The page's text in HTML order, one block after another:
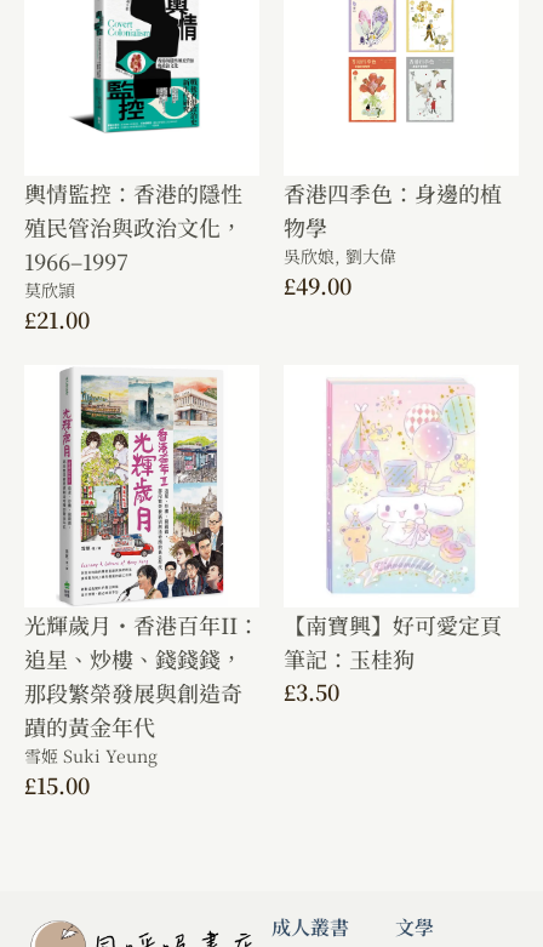
輿情監控：香港的隱性
殖民管治與政治文化，
1966–1997
莫欣頴
£21.00
香港四季色：身邊的植
物學
吳欣娘, 劉大偉
£49.00
光輝歲月・香港百年II：
追星、炒樓、錢錢錢，
那段繁榮發展與創造奇
蹟的黃金年代
雪姬 Suki Yeung
£15.00
【南寶興】好可愛定頁
筆記：玉桂狗
£3.50
成人叢書
文學